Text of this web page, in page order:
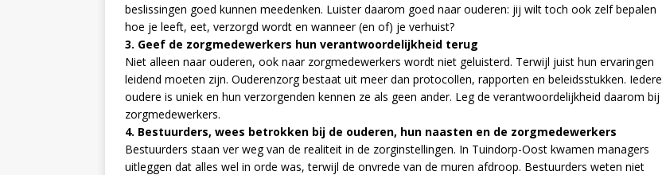
beslissingen goed kunnen meedenken. Luister daarom goed naar ouderen: jij wilt toch ook zelf bepalen
hoe je leeft, eet, verzorgd wordt en wanneer (en of) je verhuist?
3. Geef de zorgmedewerkers hun verantwoordelijkheid terug
Niet alleen naar ouderen, ook naar zorgmedewerkers wordt niet geluisterd. Terwijl juist hun ervaringen
leidend moeten zijn. Ouderenzorg bestaat uit meer dan protocollen, rapporten en beleidsstukken. Iedere
oudere is uniek en hun verzorgenden kennen ze als geen ander. Leg de verantwoordelijkheid daarom bij
zorgmedewerkers.
4. Bestuurders, wees betrokken bij de ouderen, hun naasten en de zorgmedewerkers
Bestuurders staan ver weg van de realiteit in de zorginstellingen. In Tuindorp-Oost kwamen managers
uitleggen dat alles wel in orde was, terwijl de onvrede van de muren afdroop. Bestuurders weten niet